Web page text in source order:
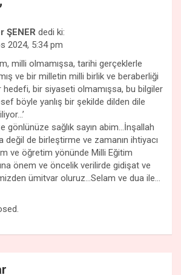
ŞENER dedi ki:
2024, 5:34 pm
milli olmamışsa, tarihi gerçeklerle
ve bir milletin milli birlik ve beraberliği
hedefi, bir siyaseti olmamışsa, bu bilgiler
böyle yanlış bir şekilde dilden dile
gönlünüze sağlık sayın abim…İnşallah
değil de birleştirme ve zamanın ihtiyacı
ve öğretim yönünde Milli Eğitim
önem ve öncelik verilirde gidişat ve
ümitvar oluruz…Selam ve dua ile…